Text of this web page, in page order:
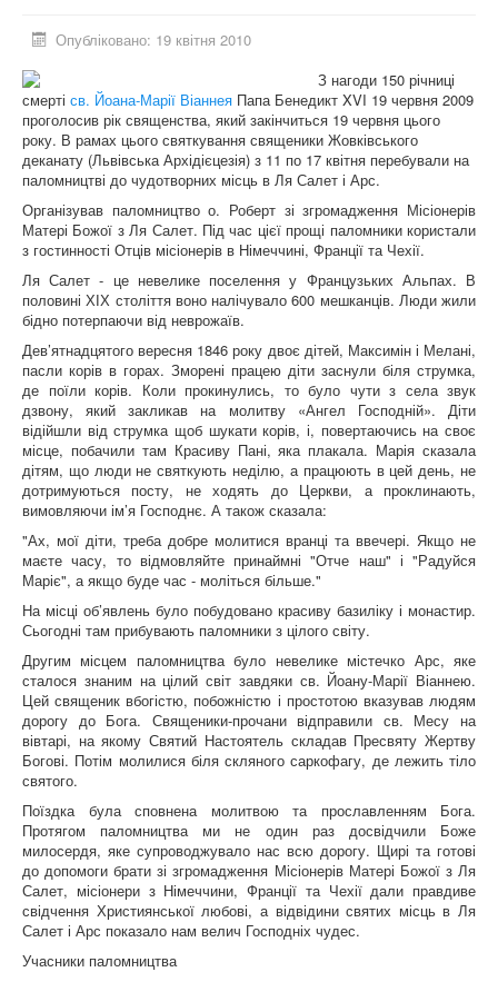
Опубліковано: 19 квітня 2010
З нагоди 150 річниці
смерті св. Йоана-Марії Віаннея Папа Бенедикт XVI 19 червня 2009
проголосив рік священства, який закінчиться 19 червня цього
року. В рамах цього святкування священики Жовківського
деканату (Львівська Архідієцезія) з 11 по 17 квітня перебували на
паломництві до чудотворних місць в Ля Салет і Арс.
Організував паломництво о. Роберт зі згромадження Місіонерів
Матері Божої з Ля Салет. Під час цієї прощі паломники користали
з гостинності Отців місіонерів в Німеччині, Франції та Чехії.
Ля Салет - це невелике поселення у Французьких Альпах. В
половині ХІХ століття воно налічувало 600 мешканців. Люди жили
бідно потерпаючи від неврожаїв.
Дев’ятнадцятого вересня 1846 року двоє дітей, Максимін і Мелані,
пасли корів в горах. Зморені працею діти заснули біля струмка,
де поїли корів. Коли прокинулись, то було чути з села звук
дзвону, який закликав на молитву «Ангел Господній». Діти
відійшли від струмка щоб шукати корів, і, повертаючись на своє
місце, побачили там Красиву Пані, яка плакала. Марія сказала
дітям, що люди не святкують неділю, а працюють в цей день, не
дотримуються посту, не ходять до Церкви, а проклинають,
вимовляючи ім’я Господнє. А також сказала:
"Ах, мої діти, треба добре молитися вранці та ввечері. Якщо не
маєте часу, то відмовляйте принаймні "Отче наш" і "Радуйся
Маріє", а якщо буде час - моліться більше."
На місці об’явлень було побудовано красиву базиліку і монастир.
Сьогодні там прибувають паломники з цілого світу.
Другим місцем паломництва було невелике містечко Арс, яке
сталося знаним на цілий світ завдяки св. Йоану-Марії Віаннею.
Цей священик вбогістю, побожністю і простотою вказував людям
дорогу до Бога. Священики-прочани відправили св. Месу на
вівтарі, на якому Святий Настоятель складав Пресвяту Жертву
Богові. Потім молилися біля скляного саркофагу, де лежить тіло
святого.
Поїздка була сповнена молитвою та прославленням Бога.
Протягом паломництва ми не один раз досвідчили Боже
милосердя, яке супроводжувало нас всю дорогу. Щирі та готові
до допомоги брати зі згромадження Місіонерів Матері Божої з Ля
Салет, місіонери з Німеччини, Франції та Чехії дали правдиве
свідчення Християнської любові, а відвідини святих місць в Ля
Салет і Арс показало нам велич Господніх чудес.
Учасники паломництва